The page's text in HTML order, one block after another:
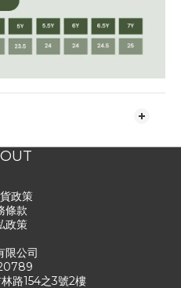
政策
條款
政策
限公司
路154之3號2樓